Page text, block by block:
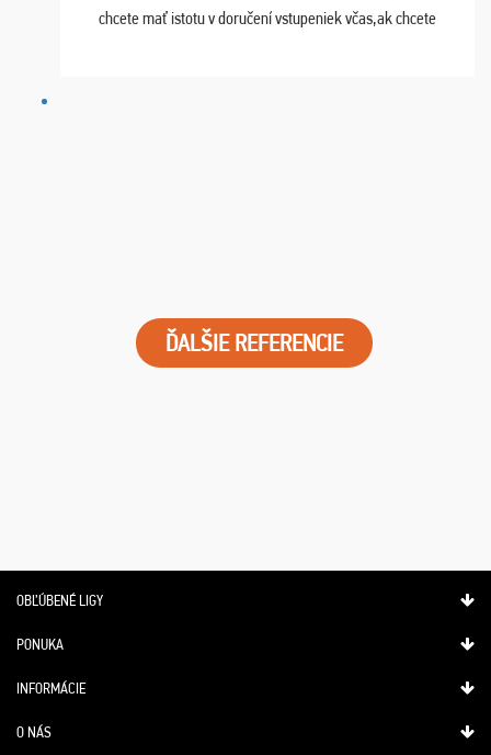
chcete mať istotu v doručení vstupeniek včas,ak chcete
ĎALŠIE REFERENCIE
OBĽÚBENÉ LIGY
PONUKA
INFORMÁCIE
O NÁS